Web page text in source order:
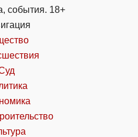
события. 18+